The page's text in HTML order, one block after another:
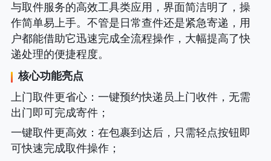
与取件服务的高效工具类应用，界面简洁明了，操
作简单易上手。不管是日常查件还是紧急寄递，用
户都能借助它迅速完成全流程操作，大幅提高了快
递处理的便捷程度。
核心功能亮点
上门取件更省心：一键预约快递员上门收件，无需
出门即可完成寄件；
一键取件更高效 ：在包裹到达后，只需轻点按钮即
可快速完成取件操作；